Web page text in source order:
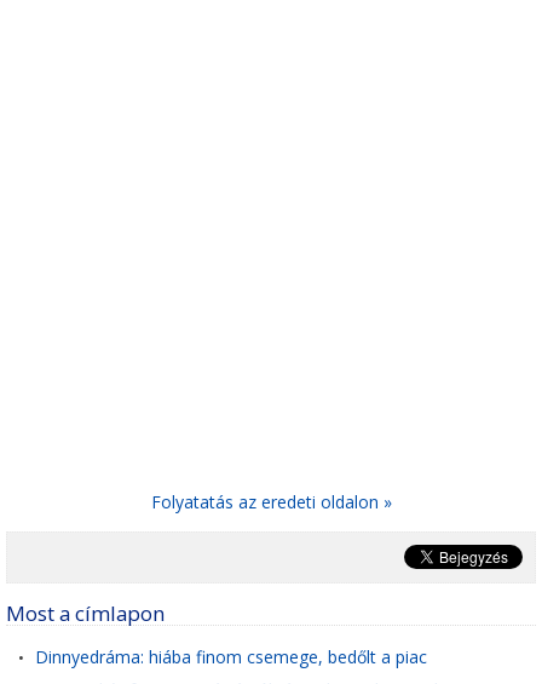
Folyatatás az eredeti oldalon »
Most a címlapon
• Dinnyedráma: hiába finom csemege, bedőlt a piac